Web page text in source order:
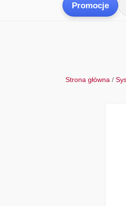
Promocje
Strona główna /